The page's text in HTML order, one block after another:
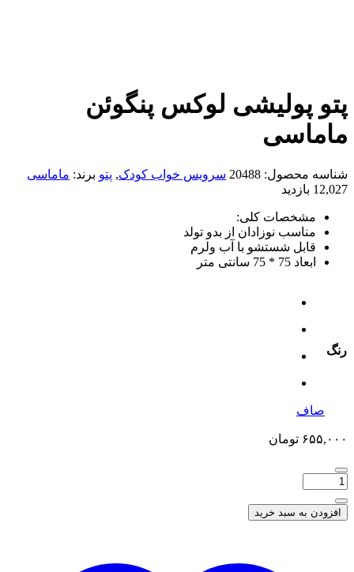
پتو پولیشی لوکس پنگوئن
ماماسی
شناسه محصول: 20488 سرویس خواب کودک, پتو برند: ماماسی
12,027 بازدید
مشخصات کلی:
مناسب نوزادان از بدو تولد
قابل شستشو با آب ولرم
ابعاد 75 * 75 سانتی متر
رنگ
صاف
۶۵۵,۰۰۰ تومان
افزودن به سبد خرید